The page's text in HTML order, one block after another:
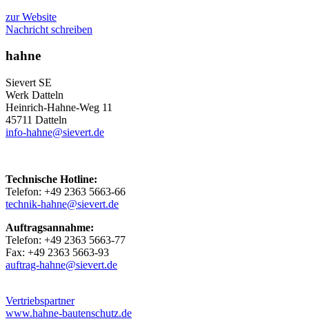
zur Website
Nachricht schreiben
hahne
Sievert SE
Werk Datteln
Heinrich-Hahne-Weg 11
45711 Datteln
info-hahne@sievert.de
Technische Hotline:
Telefon: +49 2363 5663-66
technik-hahne@sievert.de
Auftragsannahme:
Telefon: +49 2363 5663-77
Fax: +49 2363 5663-93
auftrag-hahne@sievert.de
Vertriebspartner
www.hahne-bautenschutz.de